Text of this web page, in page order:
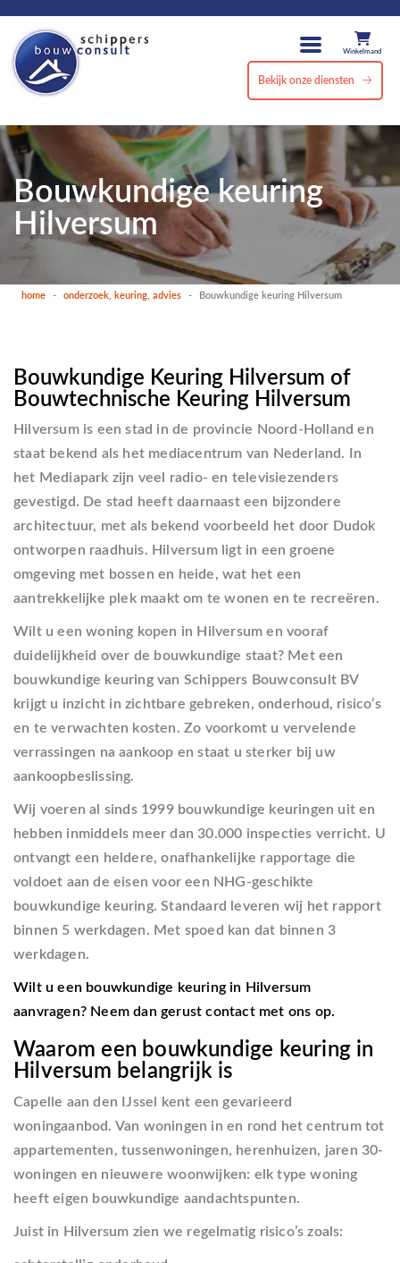
Winkelmand
Bekijk onze diensten
Bouwkundige keuring
Hilversum
home - onderzoek, keuring, advies - Bouwkundige keuring Hilversum
Bouwkundige Keuring Hilversum of
Bouwtechnische Keuring Hilversum
Hilversum is een stad in de provincie Noord-Holland en
staat bekend als het mediacentrum van Nederland. In
het Mediapark zijn veel radio- en televisiezenders
gevestigd. De stad heeft daarnaast een bijzondere
architectuur, met als bekend voorbeeld het door Dudok
ontworpen raadhuis. Hilversum ligt in een groene
omgeving met bossen en heide, wat het een
aantrekkelijke plek maakt om te wonen en te recreëren.
Wilt u een woning kopen in Hilversum en vooraf
duidelijkheid over de bouwkundige staat? Met een
bouwkundige keuring van Schippers Bouwconsult BV
krijgt u inzicht in zichtbare gebreken, onderhoud, risico’s
en te verwachten kosten. Zo voorkomt u vervelende
verrassingen na aankoop en staat u sterker bij uw
aankoopbeslissing.
Wij voeren al sinds 1999 bouwkundige keuringen uit en
hebben inmiddels meer dan 30.000 inspecties verricht. U
ontvangt een heldere, onafhankelijke rapportage die
voldoet aan de eisen voor een NHG-geschikte
bouwkundige keuring. Standaard leveren wij het rapport
binnen 5 werkdagen. Met spoed kan dat binnen 3
werkdagen.
Wilt u een bouwkundige keuring in Hilversum
aanvragen? Neem dan gerust contact met ons op.
Waarom een bouwkundige keuring in
Hilversum belangrijk is
Capelle aan den IJssel kent een gevarieerd
woningaanbod. Van woningen in en rond het centrum tot
appartementen, tussenwoningen, herenhuizen, jaren 30-
woningen en nieuwere woonwijken: elk type woning
heeft eigen bouwkundige aandachtspunten.
Juist in Hilversum zien we regelmatig risico’s zoals: